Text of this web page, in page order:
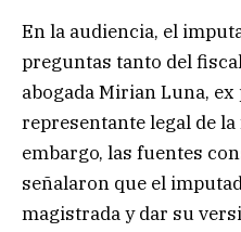
En la audiencia, el
preguntas tanto del
abogada Mirian Luna,
representante legal de
embargo, las fuentes
señalaron que el
magistrada y dar su